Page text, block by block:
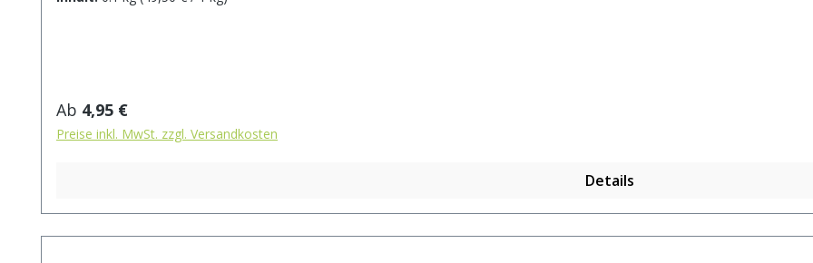
Zitronenschalen* (2%), Ringelblumenblüten*. aus kontrolliert biologischem Anbau. Zubereitung: ca. 20g Tee
Regulärer Preis:
Ab 4,95 €
Preise inkl. MwSt. zzgl. Versandkosten
Details